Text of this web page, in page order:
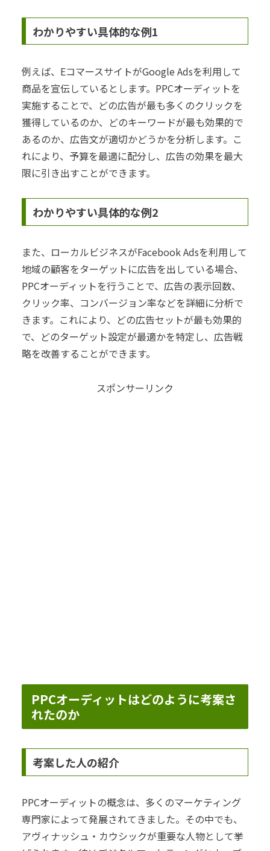
わかりやすい具体的な例1
例えば、EコマースサイトがGoogle Adsを利用して
商品を宣伝しているとします。PPCオーディットを
実施することで、どの広告が最も多くのクリックを
獲得しているのか、どのキーワードが最も効果的で
あるのか、広告文が適切かどうかを分析します。こ
れにより、予算を最適に配分し、広告の効果を最大
限に引き出すことができます。
わかりやすい具体的な例2
また、ローカルビジネスがFacebook Adsを利用して
地域の顧客をターゲットに広告を出している場合、
PPCオーディットを行うことで、広告の表示回数、
クリック率、コンバージョン率などを詳細に分析で
きます。これにより、どの広告セットが最も効果的
で、どのターゲット設定が最適かを特定し、広告戦
略を改善することができます。
スポンサーリンク
PPCオーディットはどのように考案さ
れたのか
考案した人の紹介
PPCオーディットの概念は、多くのマーケティング
専門家によって発展されてきました。その中でも、
アヴィナッシュ・カウシックが重要な人物として挙